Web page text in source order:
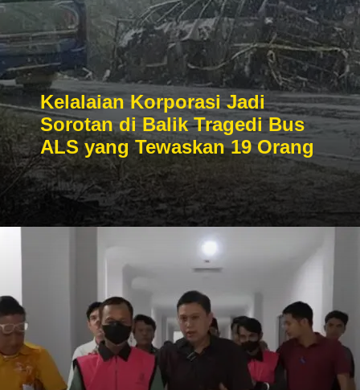
Kelalaian Korporasi Jadi
Sorotan di Balik Tragedi Bus
ALS yang Tewaskan 19 Orang